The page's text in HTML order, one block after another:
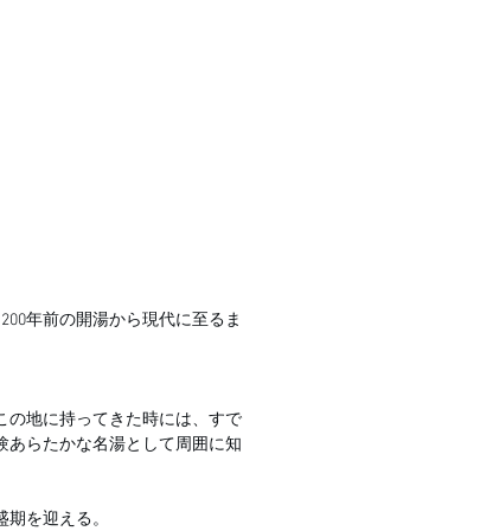
年前の開湯から現代に至るま
の地に持ってきた時には、すで
あらたかな名湯として周囲に知
を迎える。